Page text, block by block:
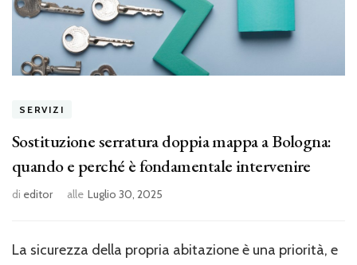
SERVIZI
Sostituzione serratura doppia mappa a Bologna:
quando e perché è fondamentale intervenire
di editor alle Luglio 30, 2025
La sicurezza della propria abitazione è una priorità, e